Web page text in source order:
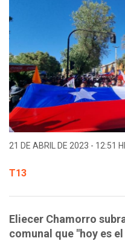
21 DE ABRIL DE 2023 - 12:51
T13
Eliecer Chamorro
comunal que "hoy es